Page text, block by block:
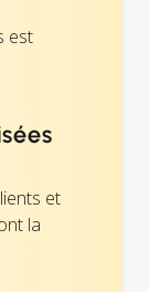
est
et
la